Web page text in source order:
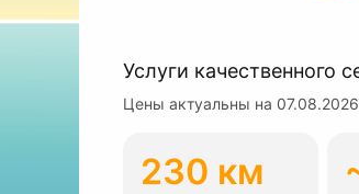
Услуги качественного
Цены актуальны на 07.08.2026
230 км